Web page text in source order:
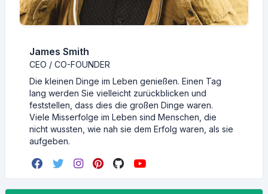
James Smith
CEO / CO-FOUNDER
Die kleinen Dinge im Leben genießen. Einen Tag
lang werden Sie vielleicht zurückblicken und
feststellen, dass dies die großen Dinge waren.
Viele Misserfolge im Leben sind Menschen, die
nicht wussten, wie nah sie dem Erfolg waren, als sie
aufgeben.